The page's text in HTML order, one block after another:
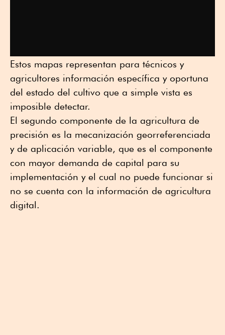
Estos mapas representan para técnicos y
agricultores información específica y oportuna
del estado del cultivo que a simple vista es
imposible detectar.
El segundo componente de la agricultura de
precisión es la mecanización georreferenciada
y de aplicación variable, que es el componente
con mayor demanda de capital para su
implementación y el cual no puede funcionar si
no se cuenta con la información de agricultura
digital.